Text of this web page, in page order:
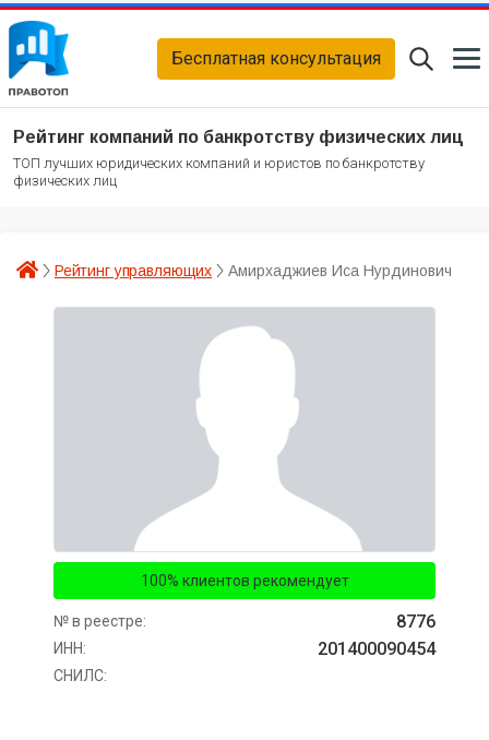
Бесплатная консультация
Рейтинг компаний по банкротству физических лиц
ТОП лучших юридических компаний и юристов по банкротству
физических лиц
Рейтинг управляющих Амирхаджиев Иса Нурдинович
100% клиентов рекомендует
№ в реестре: 8776
ИНН: 201400090454
СНИЛС: